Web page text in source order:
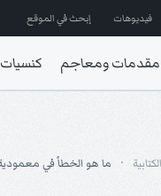
فيديوهات إبحث في الموقع
مقدمات ومعاجم كنسيات
ما هو الخطأ في